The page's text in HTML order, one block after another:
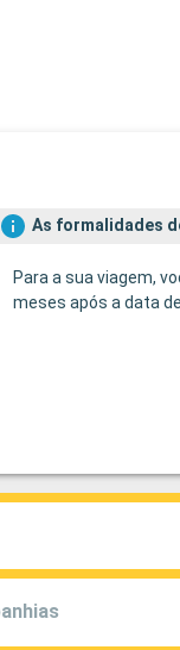
As formalidades
Para a sua viagem,
meses após a data